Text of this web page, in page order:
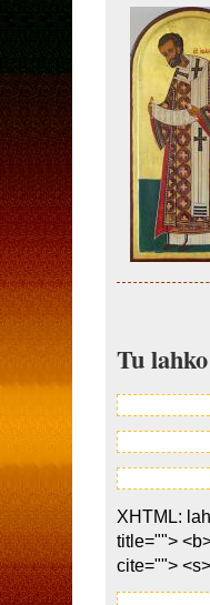
Tu
XHTML:
title="">
cite="">